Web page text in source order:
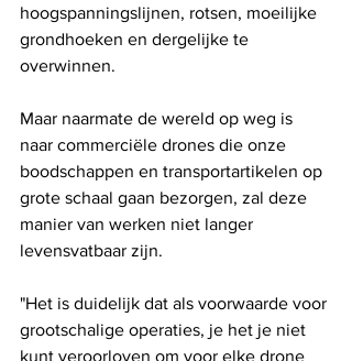
hoogspanningslijnen, rotsen, moeilijke
grondhoeken en dergelijke te
overwinnen.
Maar naarmate de wereld op weg is
naar commerciële drones die onze
boodschappen en transportartikelen op
grote schaal gaan bezorgen, zal deze
manier van werken niet langer
levensvatbaar zijn.
"Het is duidelijk dat als voorwaarde voor
grootschalige operaties, je het je niet
kunt veroorloven om voor elke drone